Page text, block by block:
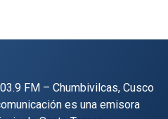
FM – Chumbivilcas, Cusco
es una emisora